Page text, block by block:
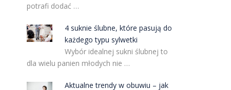
potrafi dodać …
4 suknie ślubne, które pasują do
każdego typu sylwetki
Wybór idealnej sukni ślubnej to
dla wielu panien młodych nie …
Aktualne trendy w obuwiu – jak